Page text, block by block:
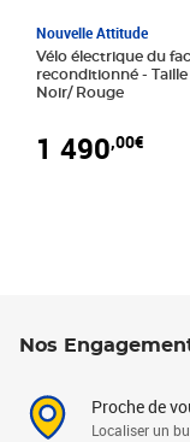
Nouvelle Attitude
Vélo électrique du
reconditionné - Taille normale -
Noir/ Rouge
1 490,00€
Nos
Proche de
Localiser un